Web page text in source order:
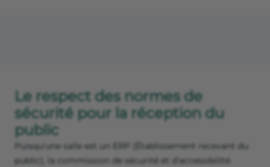
Le respect des normes de
sécurité pour la réception du
public
Puisqu'une salle est un ERP (Établissement recevant du
public), la commission de sécurité et d'accessibilité